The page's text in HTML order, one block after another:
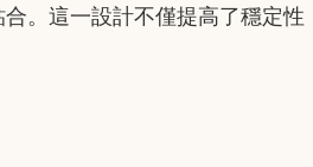
。這一設計不僅提高了穩定